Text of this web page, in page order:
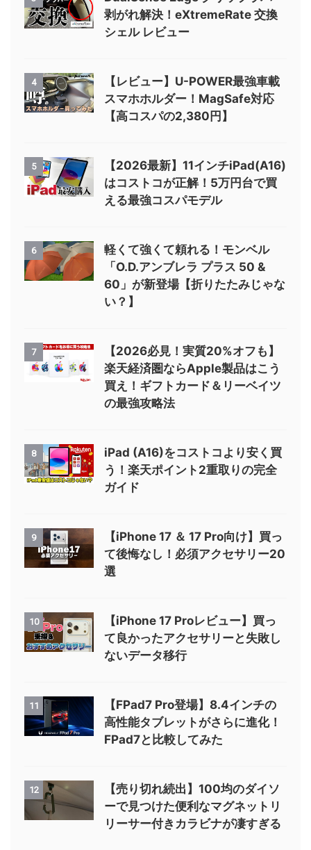
剥がれ解決！eXtremeRate 交換
シェル レビュー
4
【レビュー】U-POWER最強車載
スマホホルダー！MagSafe対応
【高コスパの2,380円】
5
【2026最新】11インチiPad(A16)
はコストコが正解！5万円台で買
える最強コスパモデル
6
軽くて強くて頼れる！モンベル
「O.D.アンブレラ プラス 50 &
60」が新登場【折りたたみじゃな
い？】
7
【2026必見！実質20%オフも】
楽天経済圏ならApple製品はこう
買え！ギフトカード＆リーベイツ
の最強攻略法
8
iPad (A16)をコストコより安く買
う！楽天ポイント2重取りの完全
ガイド
9
【iPhone 17 ＆ 17 Pro向け】買っ
て後悔なし！必須アクセサリー20
選
10
【iPhone 17 Proレビュー】買っ
て良かったアクセサリーと失敗し
ないデータ移行
11
【FPad7 Pro登場】8.4インチの
高性能タブレットがさらに進化！
FPad7と比較してみた
12
【売り切れ続出】100均のダイソ
ーで見つけた便利なマグネットリ
リーサー付きカラビナが凄すぎる